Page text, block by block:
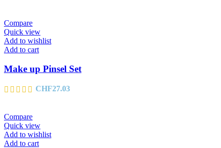
Compare
Quick view
Add to wishlist
Add to cart
Make up Pinsel Set
CHF27.03
Compare
Quick view
Add to wishlist
Add to cart